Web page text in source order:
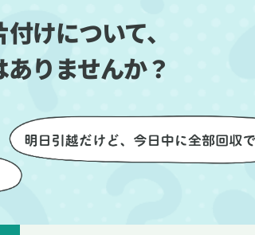
後
く
た
ク
役
何
とができました。
けについて、
りませんか？